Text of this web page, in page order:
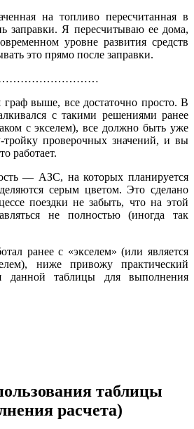
на топливо пересчитанная в
заправки. Я пересчитываю ее дома,
уровне развития средств
это прямо после заправки.
выше, все достаточно просто. В
с такими решениями ранее
с экселем), все должно быть уже
тройку проверочных значений, и вы
работает.
— АЗС, на которых планируется
серым цветом. Это сделано
поездки не забыть, что на этой
не полностью (иногда так
ранее с «экселем» (или является
ниже привожу практический
данной таблицы для выполнения
таблицы
расчета)